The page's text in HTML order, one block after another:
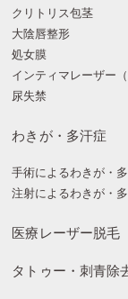
クリトリス包茎
大陰唇整形
処女膜
インティマレーザー（
尿失禁
わきが・多汗症
手術によるわきが・
注射によるわきが・
医療レーザー脱毛
タトゥー・刺青除